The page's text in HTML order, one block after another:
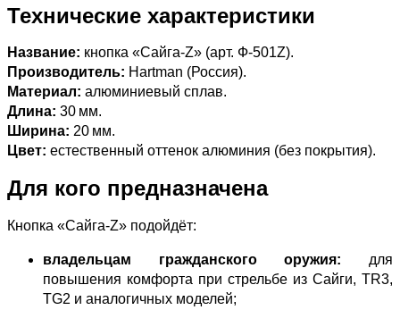
Технические характеристики
Название: кнопка «Сайга‑Z» (арт. Ф‑501Z).
Производитель: Hartman (Россия).
Материал: алюминиевый сплав.
Длина: 30 мм.
Ширина: 20 мм.
Цвет: естественный оттенок алюминия (без покрытия).
Для кого предназначена
Кнопка «Сайга‑Z» подойдёт:
владельцам гражданского оружия: для
повышения комфорта при стрельбе из Сайги, TR3,
TG2 и аналогичных моделей;